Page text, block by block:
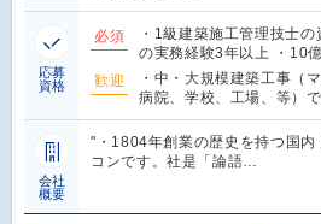
応募
資格
必須
・1級建築施工管理技士
の実務経験3年以上 ・10
歓迎
・中・大規模建築工事（
病院、学校、工場、等）
会社
概要
"・1804年創業の歴史を持つ国内
コンです。社是「論語…